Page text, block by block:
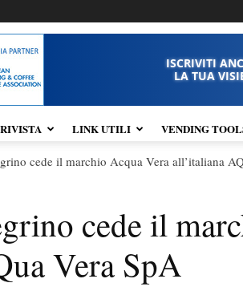
ISCRIVITI
LA TUA
RIVISTA LINK UTILI VENDING
cede il marchio Acqua Vera all’italiana
cede il
Vera SpA